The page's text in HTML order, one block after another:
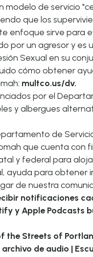
modelo de servicio
que los
enfoque sirve para
por un agresor y es
Sexual en su
cómo obtener
multco.us/dv.
por el
y albergues
de
que cuenta con
y federal para
ayuda para obtener
de nuestra
notificaciones
y Apple Podcasts
the Streets of
de audio |